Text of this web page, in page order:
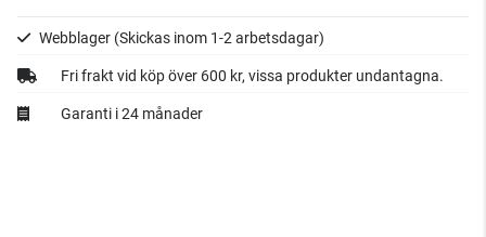
Webblager (Skickas inom 1-2 arbetsdagar)
Fri frakt vid köp över 600 kr, vissa produkter undantagna.
Garanti i 24 månader